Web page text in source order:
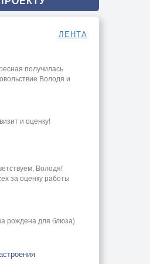
ЛЕНТА
получилась
Володя и
и оценку!
Володя!
за оценку работы
рождена для блюза)